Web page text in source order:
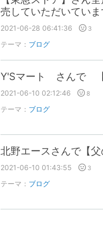
売していただいていま
2021-06-28 06:41:36 3
テーマ： ブログ
Y'Sマート さんで 【
2021-06-10 02:12:46 8
テーマ： ブログ
北野エースさんで【
2021-06-10 01:43:55 3
テーマ： ブログ